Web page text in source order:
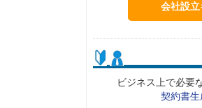
会社設
ビジネス上で必要
契約書